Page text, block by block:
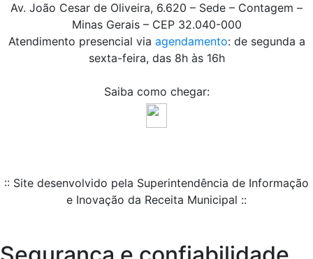
Av. João Cesar de Oliveira, 6.620 – Sede – Contagem –
Minas Gerais – CEP 32.040-000
Atendimento presencial via agendamento: de segunda a
sexta-feira, das 8h às 16h
Saiba como chegar:
:: Site desenvolvido pela Superintendência de Informação
e Inovação da Receita Municipal ::